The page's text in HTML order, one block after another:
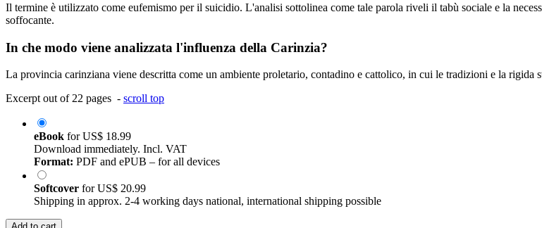
Il termine è utilizzato come eufemismo per il suicidio. L'analisi sottolinea come tale parola riveli il tabù sociale e la
soffocante.
In che modo viene analizzata l'influenza della Carinzia?
La provincia carinziana viene descritta come un ambiente proletario, contadino e cattolico, in cui le tradizioni e la
Excerpt out of 22 pages - scroll top
eBook forUS$ 18.99
Download immediately. Incl. VAT
Format: PDF and ePUB – for all devices
Softcover forUS$ 20.99
Shipping in approx. 2-4 working days national, international shipping possible